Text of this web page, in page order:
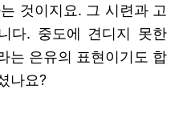
것이지요. 그 시련과 고
다. 중도에 견디지 못한
는 은유의 표현이기도 합
나요?